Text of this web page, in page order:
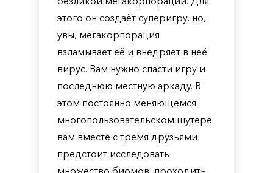
этого он создаёт суперигру, но,
увы, мегакорпорация
взламывает её и внедряет в неё
вирус. Вам нужно спасти игру и
последнюю местную аркаду. В
этом постоянно меняющемся
многопользовательском шутере
вам вместе с тремя друзьями
предстоит исследовать
множество биомов, проходить